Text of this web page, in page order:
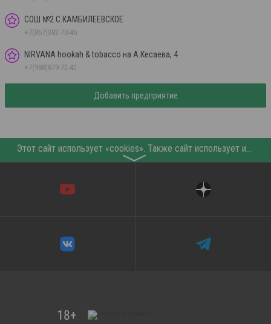
СОШ №2 С.КАМБИЛЕЕВСКОЕ
+7(867)382-70-46
NIRVANA hookah & tobacco на А.Кесаева, 4
+7(988)879-72-42
Добавить предприятие
〉